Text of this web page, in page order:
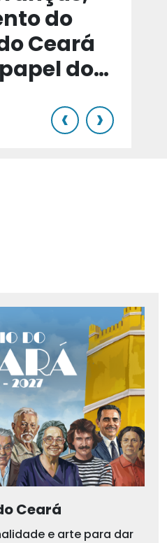
do
Ceará
do
‹ ›
Ceará
e arte para dar